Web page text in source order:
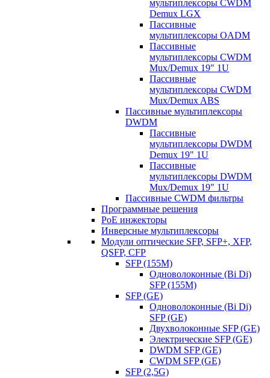
мультиплексоры CWDM
Demux LGX
Пассивные
мультиплексоры OADM
Пассивные
мультиплексоры CWDM
Mux/Demux 19" 1U
Пассивные
мультиплексоры CWDM
Mux/Demux ABS
Пассивные мультиплексоры
DWDM
Пассивные
мультиплексоры DWDM
Demux 19" 1U
Пассивные
мультиплексоры DWDM
Mux/Demux 19" 1U
Пассивные CWDM фильтры
Программные решения
PoE инжекторы
Инверсные мультиплексоры
Модули оптические SFP, SFP+, XFP,
QSFP, CFP
SFP (155M)
Одноволоконные (Bi Di)
SFP (155M)
SFP (GE)
Одноволоконные (Bi Di)
SFP (GE)
Двухволоконные SFP (GE)
Электрические SFP (GE)
DWDM SFP (GE)
CWDM SFP (GE)
SFP (2,5G)